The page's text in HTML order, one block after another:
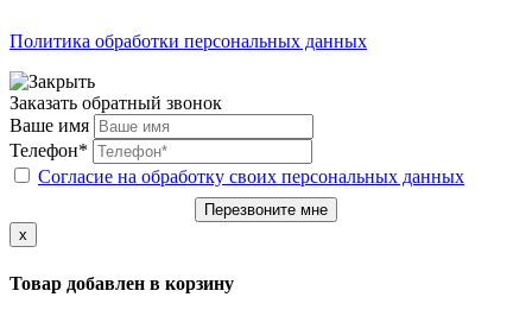
Политика обработки персональных данных
Заказать обратный звонок
Ваше имя
Телефон*
Согласие на обработку своих персональных данных
Перезвоните мне
x
Товар добавлен в корзину